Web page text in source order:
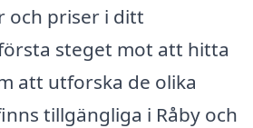
och priser i ditt
steget mot att hitta
att utforska de olika
tillgängliga i Råby och